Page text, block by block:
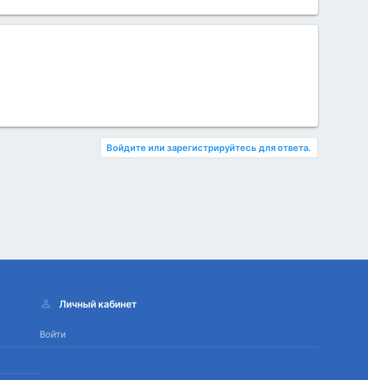
Войдите или зарегистрируйтесь для ответа.
Личный кабинет
Войти